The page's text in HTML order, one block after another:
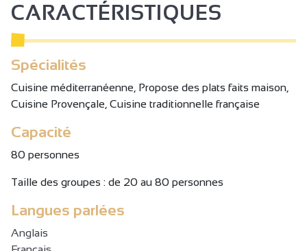
CARACTÉRISTIQUES
Spécialités
Cuisine méditerranéenne, Propose des plats faits maison,
Cuisine Provençale, Cuisine traditionnelle française
Capacité
80 personnes
Taille des groupes : de 20 au 80 personnes
Langues parlées
Anglais